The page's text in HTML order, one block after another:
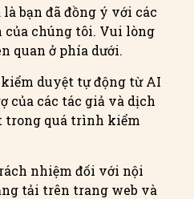
bạn đã đồng ý với các
của chúng tôi. Vui lòng
quan ở phía dưới.
duyệt tự động từ AI
của các tác giả và dịch
trong quá trình kiểm
nhiệm đối với nội
tải trên trang web và